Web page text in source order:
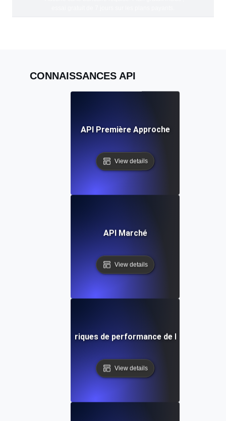
CONNAISSANCES API
API Première Approche
View details
API Marché
View details
Métriques de performance de l'API
View details